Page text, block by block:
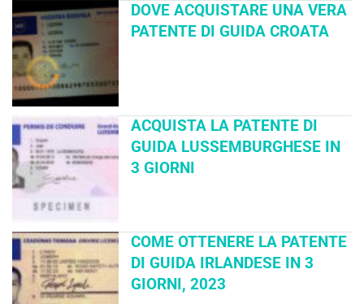
DOVE ACQUISTARE UNA VERA
PATENTE DI GUIDA CROATA
ACQUISTA LA PATENTE DI
GUIDA LUSSEMBURGHESE IN
3 GIORNI
COME OTTENERE LA PATENTE
DI GUIDA IRLANDESE IN 3
GIORNI, 2023